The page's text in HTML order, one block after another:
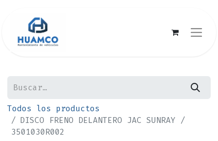
Todos los productos
DISCO FRENO DELANTERO JAC SUNRAY /
3501030R002